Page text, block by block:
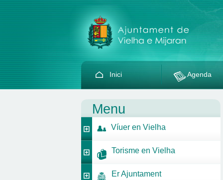
Inici Agenda
Menu
Víuer en Vielha
Torisme en Vielha
Er Ajuntament